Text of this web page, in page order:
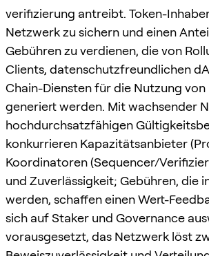
verifizierung antreibt. Token-
Netzwerk zu sichern und einen
Gebühren zu verdienen, die von
Clients, datenschutzfreundlichen
Chain-Diensten für die Nutzung von
generiert werden. Mit wachsender
hochdurchsatzfähigen
konkurrieren Kapazitätsanbieter
Koordinatoren (Sequencer/
und Zuverlässigkeit; Gebühren, die
werden, schaffen einen Wert-
sich auf Staker und Governance
vorausgesetzt, das Netzwerk löst